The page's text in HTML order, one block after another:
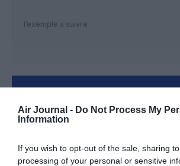
Air Journal - Do Not Process My
Information
If you wish to opt-out of the sale, sharing
processing of your personal or sensitive
l’exemple a suivre
FAIRE UN DON